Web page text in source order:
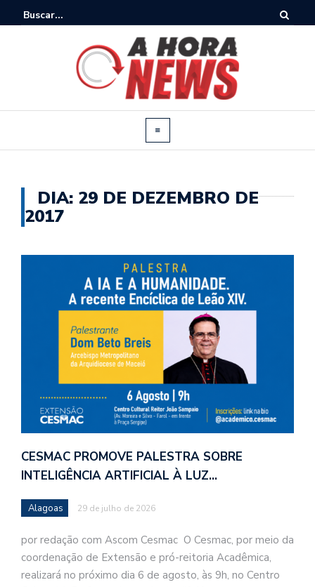
DIA: 29 DE DEZEMBRO DE
2017
CESMAC PROMOVE PALESTRA SOBRE
INTELIGÊNCIA ARTIFICIAL À LUZ…
Alagoas 29 de julho de 2026
por redação com Ascom Cesmac O Cesmac, por meio da
coordenação de Extensão e pró-reitoria Acadêmica,
realizará no próximo dia 6 de agosto, às 9h, no Centro